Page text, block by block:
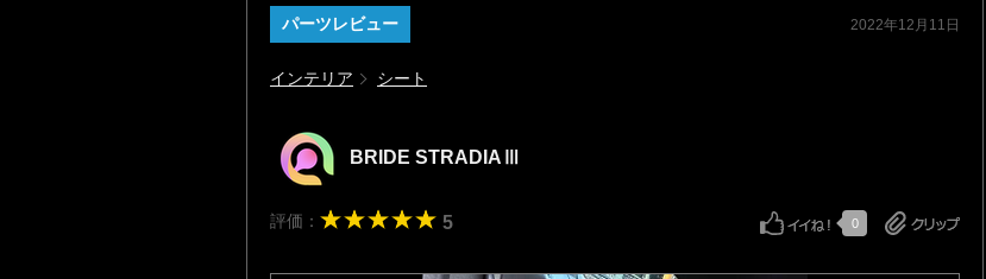
パーツレビュー 2022年12月11日
インテリア シート
BRIDE STRADIAⅢ
評価： 5 0